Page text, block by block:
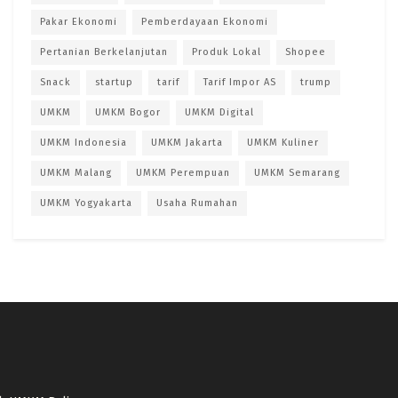
Pakar Ekonomi Pemberdayaan Ekonomi
Pertanian Berkelanjutan Produk Lokal Shopee
Snack startup tarif Tarif Impor AS trump
UMKM UMKM Bogor UMKM Digital
UMKM Indonesia UMKM Jakarta UMKM Kuliner
UMKM Malang UMKM Perempuan UMKM Semarang
UMKM Yogyakarta Usaha Rumahan